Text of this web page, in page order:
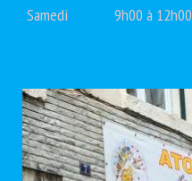
Samedi
9h00 à 12h00